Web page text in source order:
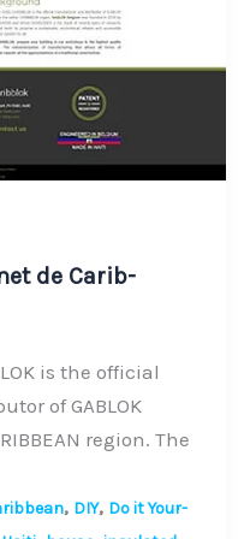
de Carib-
is the official
of GABLOK
region. The
, DIY, Do it Your-